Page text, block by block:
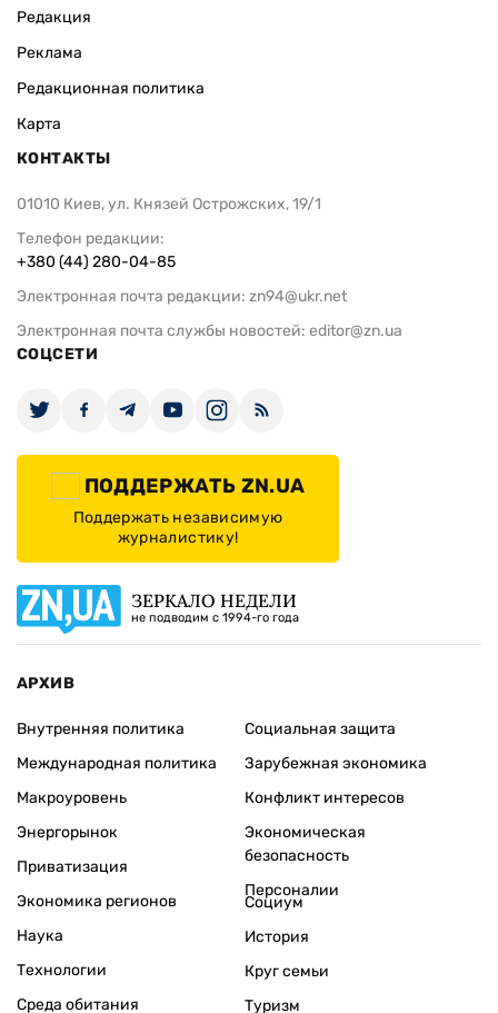
Редакция
Реклама
Редакционная политика
Карта
КОНТАКТЫ
01010 Киев, ул. Князей Острожских, 19/1
Телефон редакции:
+380 (44) 280-04-85
Электронная почта редакции: zn94@ukr.net
Электронная почта службы новостей: editor@zn.ua
СОЦСЕТИ
ПОДДЕРЖАТЬ ZN.UA
Поддержать независимую
журналистику!
ЗЕРКАЛО НЕДЕЛИ
не подводим с 1994-го года
АРХИВ
Внутренняя политика
Международная политика
Макроуровень
Энергорынок
Приватизация
Экономика регионов
Социальная защита
Зарубежная экономика
Конфликт интересов
Экономическая
безопасность
Персоналии
Наука
Технологии
Среда обитания
Социум
История
Круг семьи
Туризм